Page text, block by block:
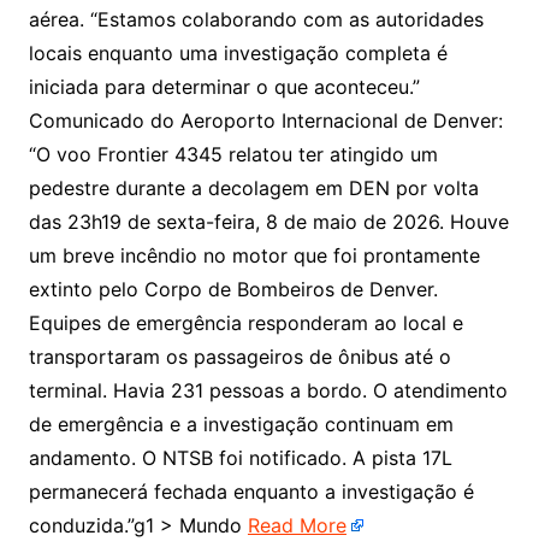
aérea. “Estamos colaborando com as autoridades
locais enquanto uma investigação completa é
iniciada para determinar o que aconteceu.”
Comunicado do Aeroporto Internacional de Denver:
“O voo Frontier 4345 relatou ter atingido um
pedestre durante a decolagem em DEN por volta
das 23h19 de sexta-feira, 8 de maio de 2026. Houve
um breve incêndio no motor que foi prontamente
extinto pelo Corpo de Bombeiros de Denver.
Equipes de emergência responderam ao local e
transportaram os passageiros de ônibus até o
terminal. Havia 231 pessoas a bordo. O atendimento
de emergência e a investigação continuam em
andamento. O NTSB foi notificado. A pista 17L
permanecerá fechada enquanto a investigação é
conduzida.”g1 > Mundo Read More